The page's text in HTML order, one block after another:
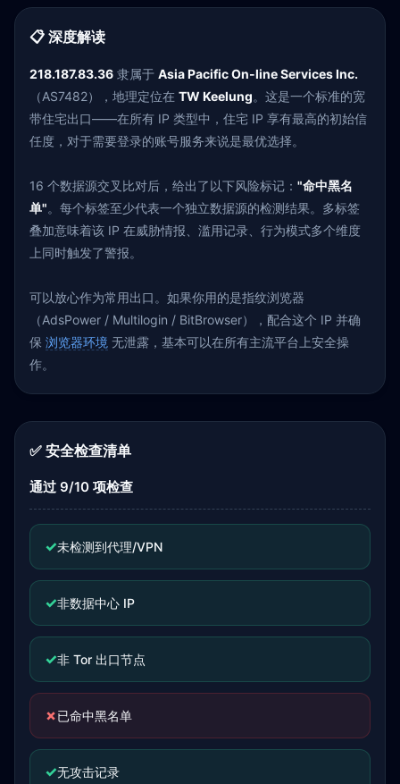
📋 深度解读
218.187.83.36 隶属于 Asia Pacific On-line Services Inc.
（AS7482），地理定位在 TW Keelung。这是一个标准的宽
带住宅出口——在所有 IP 类型中，住宅 IP 享有最高的初始信
任度，对于需要登录的账号服务来说是最优选择。
16 个数据源交叉比对后，给出了以下风险标记： "命中黑名
单"。每个标签至少代表一个独立数据源的检测结果。多标签
叠加意味着该 IP 在威胁情报、滥用记录、行为模式多个维度
上同时触发了警报。
可以放心作为常用出口。如果你用的是指纹浏览器
（AdsPower / Multilogin / BitBrowser），配合这个 IP 并确
保 浏览器环境 无泄露，基本可以在所有主流平台上安全操
作。
✅ 安全检查清单
通过 9/10 项检查
✓未检测到代理/VPN
✓非数据中心 IP
✓非 Tor 出口节点
✗已命中黑名单
✓无攻击记录